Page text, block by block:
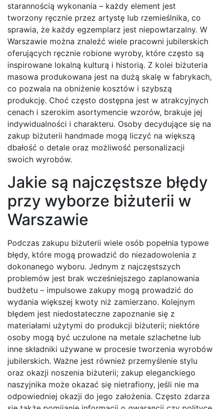
starannością wykonania – każdy element jest
tworzony ręcznie przez artystę lub rzemieślnika, co
sprawia, że każdy egzemplarz jest niepowtarzalny. W
Warszawie można znaleźć wiele pracowni jubilerskich
oferujących ręcznie robione wyroby, które często są
inspirowane lokalną kulturą i historią. Z kolei biżuteria
masowa produkowana jest na dużą skalę w fabrykach,
co pozwala na obniżenie kosztów i szybszą
produkcję. Choć często dostępna jest w atrakcyjnych
cenach i szerokim asortymencie wzorów, brakuje jej
indywidualności i charakteru. Osoby decydujące się na
zakup biżuterii handmade mogą liczyć na większą
dbałość o detale oraz możliwość personalizacji
swoich wyrobów.
Jakie są najczęstsze błędy
przy wyborze biżuterii w
Warszawie
Podczas zakupu biżuterii wiele osób popełnia typowe
błędy, które mogą prowadzić do niezadowolenia z
dokonanego wyboru. Jednym z najczęstszych
problemów jest brak wcześniejszego zaplanowania
budżetu – impulsowe zakupy mogą prowadzić do
wydania większej kwoty niż zamierzano. Kolejnym
błędem jest niedostateczne zapoznanie się z
materiałami użytymi do produkcji biżuterii; niektóre
osoby mogą być uczulone na metale szlachetne lub
inne składniki używane w procesie tworzenia wyrobów
jubilerskich. Ważne jest również przemyślenie stylu
oraz okazji noszenia biżuterii; zakup eleganckiego
naszyjnika może okazać się nietrafiony, jeśli nie ma
odpowiedniej okazji do jego założenia. Często zdarza